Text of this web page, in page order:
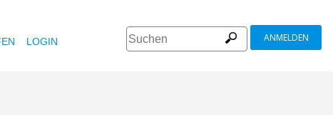
LOGIN ANMELDEN